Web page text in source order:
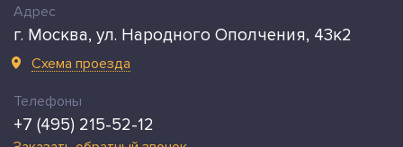
Адрес
г. Москва, ул. Народного Ополчения, 43к2
Схема проезда
Телефоны
+7 (495) 215-52-12